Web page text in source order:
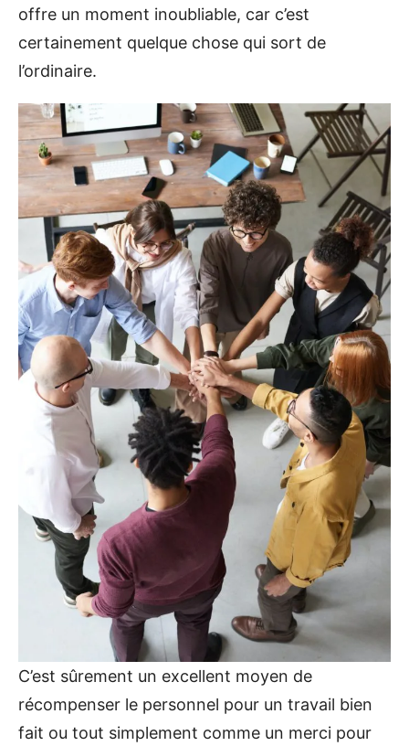
offre un moment inoubliable, car c’est
certainement quelque chose qui sort de
l’ordinaire.
C’est sûrement un excellent moyen de
récompenser le personnel pour un travail bien
fait ou tout simplement comme un merci pour